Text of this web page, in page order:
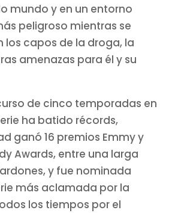
mundo y en un entorno
peligroso mientras se
los capos de la droga, la
amenazas para él y su
de cinco temporadas en
ha batido récords,
ganó 16 premios Emmy y
Awards, entre una larga
y fue nominada
más aclamada por la
los tiempos por el